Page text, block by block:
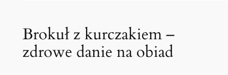
Brokuł z kurczakiem –
zdrowe danie na obiad